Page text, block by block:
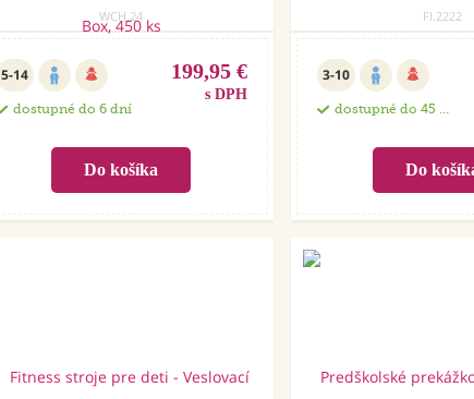
WCH.24
5-14
dostupné do 6 dní
199,95 €
s DPH
FI.2222
3-10
dostupné do 45 dní